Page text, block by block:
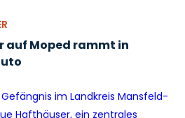
auf Moped rammt in